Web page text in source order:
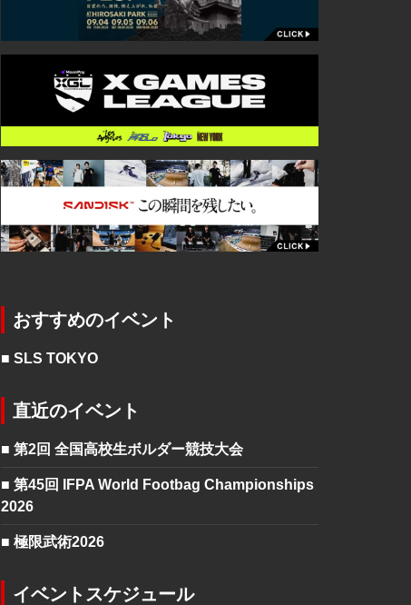
おすすめのイベント
■ SLS TOKYO
直近のイベント
■ 第2回 全国高校生ボルダー競技大会
■ 第45回 IFPA World Footbag Championships
2026
■ 極限武術2026
イベントスケジュール